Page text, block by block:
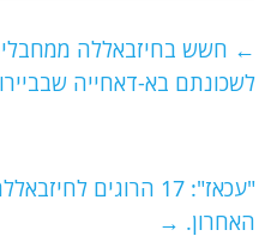
s
A
g
ra
l
er ← חשש בחיזבאללה
לשכונתם בא-דאחייה
"עכאז": 17 הרוגים
האחרון. →